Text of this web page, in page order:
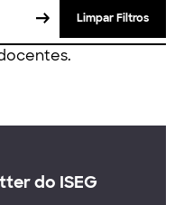
Limpar Filtros
do ISEG